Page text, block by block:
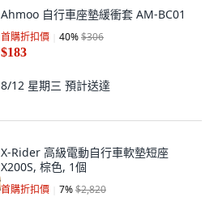
Ahmoo 自行車座墊緩衝套 AM-BC01
首購折扣價 40%$306
$183
8/12 星期三 預計送達
X-Rider 高級電動自行車軟墊短座
X200S, 棕色, 1個
首購折扣價 7%$2,820